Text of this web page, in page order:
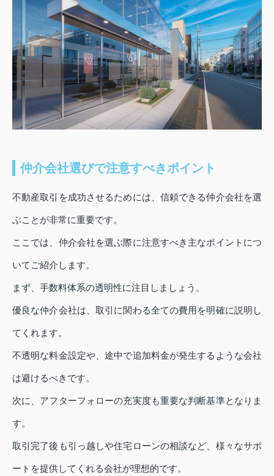
仲介会社選びで注意すべきポイント
不動産取引を成功させるためには、信頼できる仲介会社を選
ぶことが非常に重要です。
ここでは、仲介会社を選ぶ際に注意すべき主なポイントにつ
いてご紹介します。
まず、手数料体系の透明性に注目しましょう。
優良な仲介会社は、取引に関わる全ての費用を明確に説明し
てくれます。
不透明な料金設定や、途中で追加料金が発生するような会社
は避けるべきです。
次に、アフターフォローの充実度も重要な判断基準となりま
す。
取引完了後も引っ越しや住宅ローンの相談など、様々なサポ
ートを提供してくれる会社が理想的です。